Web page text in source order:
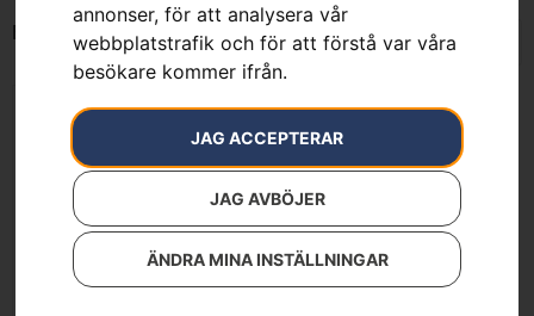
annonser, för att analysera vår
webbplatstrafik och för att förstå var våra
besökare kommer ifrån.
JAG ACCEPTERAR
JAG AVBÖJER
ÄNDRA MINA INSTÄLLNINGAR
Endast ett sökresultat
HUSQVARNA 550 XP® G
Mark II, TrioBrake™